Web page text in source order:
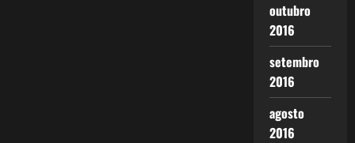
outubro
2016
setembro
2016
agosto
2016